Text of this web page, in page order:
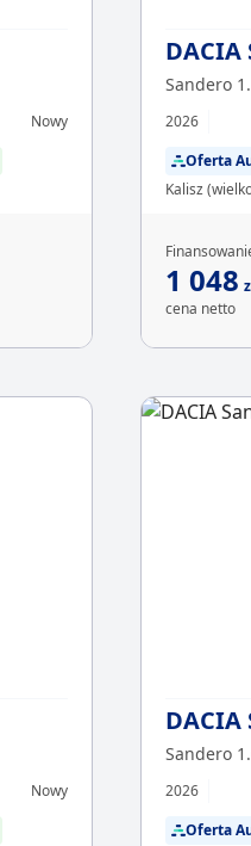
Nowy
DACIA
Sandero
2026
Oferta
Kalisz
1 048
cena netto
Nowy
DACIA
Sandero
2026
Oferta